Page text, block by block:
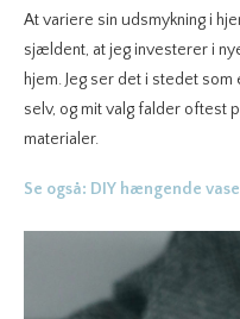
At variere sin udsmykning i
sjældent, at jeg investerer i
hjem. Jeg ser det i stedet
selv, og mit valg falder oftest
materialer.
Se også: DIY hængende